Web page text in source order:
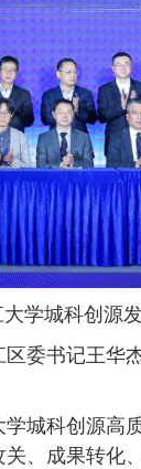
学城科创源
委书记王
城科创源
、成果转